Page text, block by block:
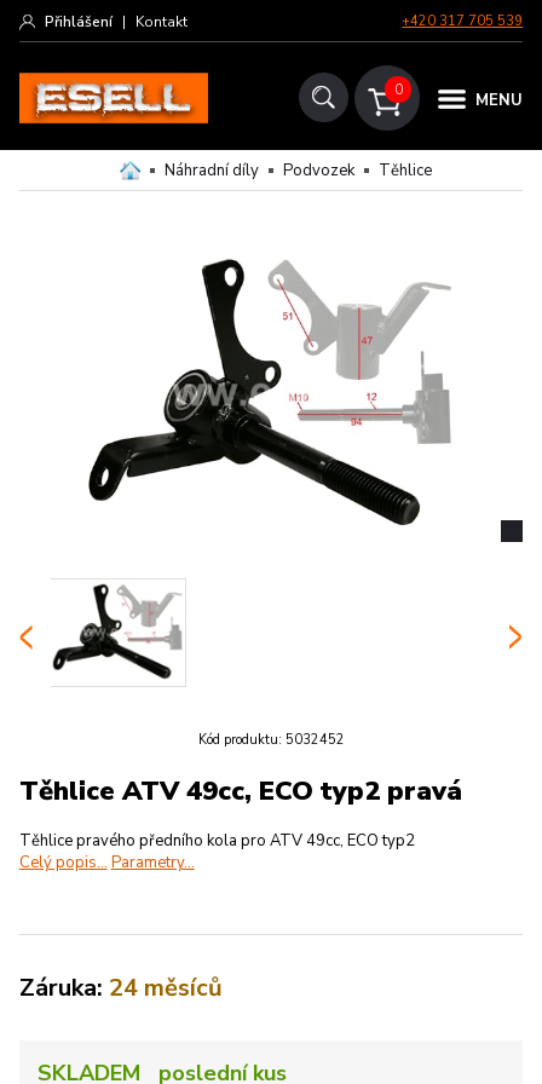
+420 317 705 539
Přihlášení | Kontakt
MENU
0
Náhradní díly Podvozek Těhlice
Kód produktu: 5032452
Těhlice ATV 49cc, ECO typ2 pravá
Těhlice pravého předního kola pro ATV 49cc, ECO typ2
Celý popis... Parametry...
Záruka: 24 měsíců
SKLADEM poslední kus